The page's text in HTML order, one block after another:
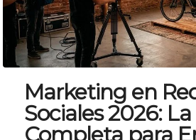
Marketing en
Sociales 2026: